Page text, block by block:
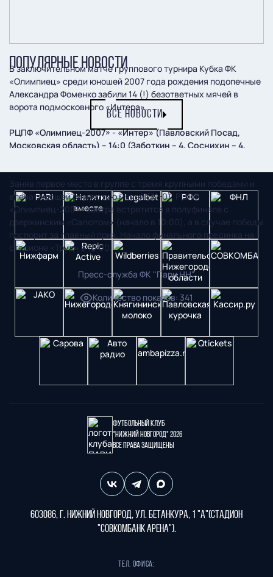
В заключительном матче группового турнира Кубка ФК
«Олимпиец» среди юношей 2007 года рождения подопечные
Александра Фоменко забили 14 (!) безответных мячей в
ворота подмосковного «Интера».
РЦПФ «Олимпиец-2007» - «Интер» (Павловский Посад,
Московская область) – 14:0 (Заботкин – 4, Соснихин – 4,
Заняв первое место в группе с тремя крупными победами и
впечатляющей разностью мячей (31-0), РЦПФ
«Олимпиец-2007» завтра встретится в полуфинале с
дзержинским «Салютом» (начало в 10:00), а в случае победы
поспорит за главный приз. Начало финального поединка на
стадионе «Труд» в 15:00.
Пресс-служба ФК "Пари НН"
Количество показов: 341
ПОПУЛЯРНЫЕ НОВОСТИ
ВСЕ НОВОСТИ
Футбольный клуб
"Нижний Новгород" 2026
Все права защищены
603086, г. Нижний Новгород, ул. Бетанкура, 1 "А"(стадион
"СОВКОМБАНК АРЕНА").
Тел. офиса: